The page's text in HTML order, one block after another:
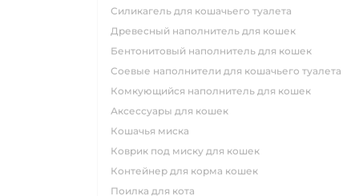
силикагель для кошачьего туалета
древесный наполнитель для кошек
бентонитовый наполнитель для кошек
соевые наполнители для кошачьего туалета
комкующийся наполнитель для кошек
аксессуары для кошек
кошачья миска
коврик под миску для кошек
контейнер для корма кошек
поилка для кота